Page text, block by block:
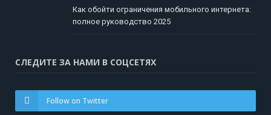
Как обойти ограничения мобильного интернета:
полное руководство 2025
СЛЕДИТЕ ЗА НАМИ В СОЦСЕТЯХ
Follow on Twitter